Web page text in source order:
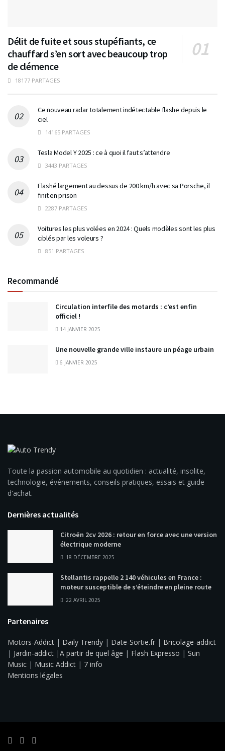
Délit de fuite et sous stupéfiants, ce
chauffard s’en sort avec beaucoup trop
de clémence
18177 PARTAGES
Ce nouveau radar totalement indétectable flashe depuis le
ciel
14165 PARTAGES
Tesla Model Y 2025 : ce à quoi il faut s’attendre
3443 PARTAGES
Flashé largement au dessus de 200 km/h avec sa Porsche, il
finit en prison
2287 PARTAGES
Voitures les plus volées en 2024 : Quels modèles sont les plus
ciblés par les voleurs ?
851 PARTAGES
Recommandé
Circulation interfile des motards : c’est enfin
officiel !
14 JANVIER 2025
Une nouvelle grande ville instaure un péage urbain
6 JANVIER 2025
Toute la passion automobile au quotidien : actualité, insolite,
technologie, événements, conseils pratiques, essais et guide
d'achat.
Dernières actualités
Citroën 2cv 2026 : retour en force avec une version
électrique moderne
18 DÉCEMBRE 2025
Stellantis rappelle 2 140 véhicules en France :
moteur susceptible de s’éteindre en pleine route
22 AVRIL 2025
Partenaires
Motors-Addict | Daily Trendy | Date-Sortie.fr | Bricolage-addict
| Jardin-addict |A partir de quel âge | Flash Expresso | Sun
Music | Music Addict | 7 info
Mentions légales